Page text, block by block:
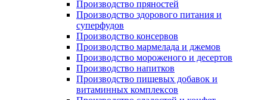
Производство пряностей
Производство здорового питания и
суперфудов
Производство консервов
Производство мармелада и джемов
Производство мороженого и десертов
Производство напитков
Производство пищевых добавок и
витаминных комплексов